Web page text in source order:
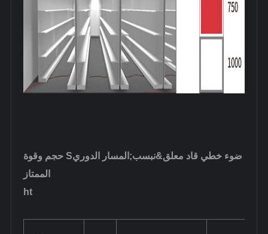
حجم وقوة S ضوء خطي قاد معلق&نبسب; المسار الدوري
الممتاز
ht